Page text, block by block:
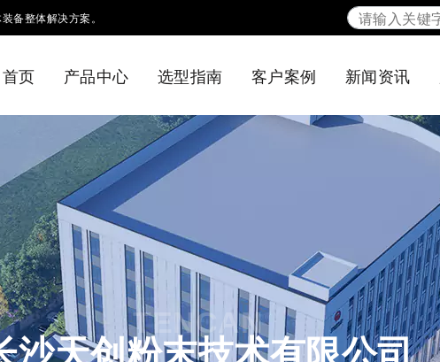
备整体解决方案。
首页 产品中心 选型指南 客户案例 新闻资讯
沙天创粉末技术有限公司
TENCAN